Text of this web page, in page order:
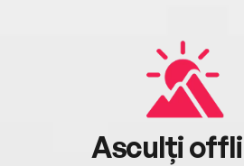
Asculți